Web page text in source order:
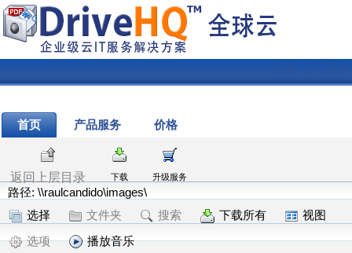
登录
首页 产品服务 价格
返回上层目录 下载 升级服务
路径: \\raulcandido\images\
选择
文件夹 搜索 下载所有
视图
选项
播放音乐